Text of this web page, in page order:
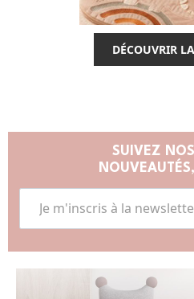
DÉCOUVRIR
SUIVEZ